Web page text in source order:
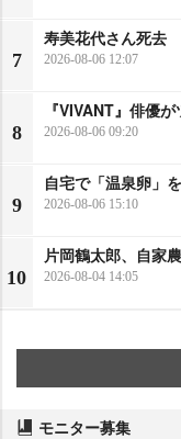
7
寿美花代さん死去
2026-08-06 12:07
8
『VIVANT』俳優
2026-08-06 09:20
9
自宅で「温泉卵」
2026-08-06 15:10
10
片岡鶴太郎、自家
2026-08-04 14:05
モニター募集